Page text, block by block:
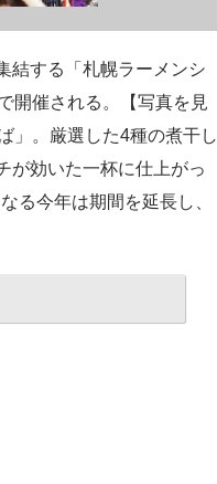
結する「札幌ラーメンシ
開催される。【写真を見
」。厳選した4種の煮干し
が効いた一杯に仕上がっ
る今年は期間を延長し、